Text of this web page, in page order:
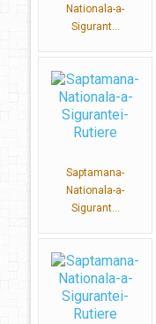
Nationala-a-
Sigurant...
Saptamana-
Nationala-a-
Sigurant...